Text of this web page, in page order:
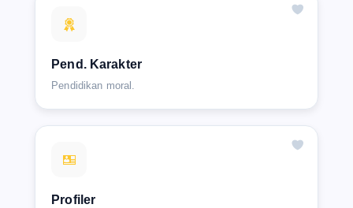
Pend. Karakter
Pendidikan moral.
Profiler